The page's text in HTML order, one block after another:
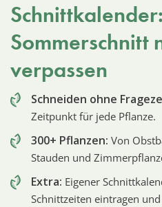
Schnittkalender:
Sommerschnitt
verpassen
Schneiden ohne
Zeitpunkt für jede Pflanze.
300+ Pflanzen: Von
Stauden und
Extra: Eigener
Schnittzeiten eintragen